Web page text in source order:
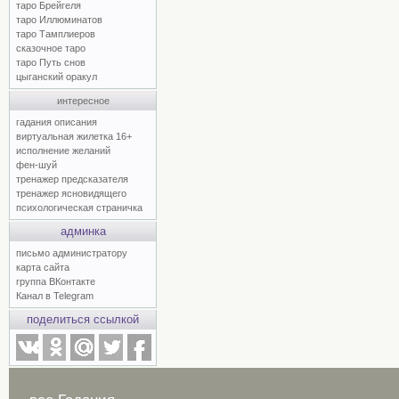
таро Брейгеля
таро Иллюминатов
таро Тамплиеров
сказочное таро
таро Путь снов
цыганский оракул
интересное
гадания описания
виртуальная жилетка 16+
исполнение желаний
фен-шуй
тренажер предсказателя
тренажер ясновидящего
психологическая страничка
админка
письмо администратору
карта сайта
группа ВКонтакте
Канал в Telegram
поделиться ссылкой